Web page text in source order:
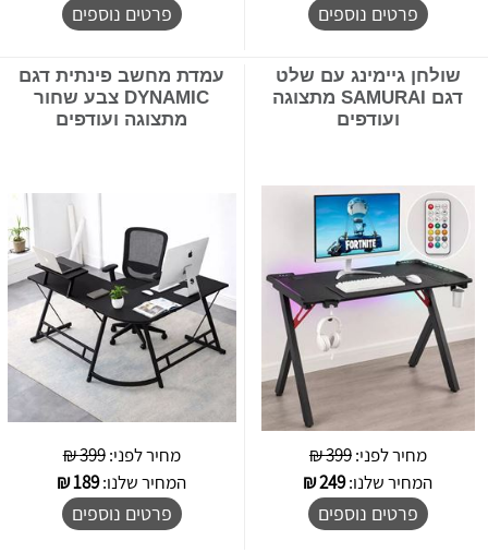
פרטים נוספים פרטים נוספים
שולחן גיימינג עם שלט
דגם SAMURAI מתצוגה
ועודפים
מחיר לפני:399 ₪
המחיר שלנו:249
₪
פרטים נוספים
עמדת מחשב פינתית דגם
DYNAMIC צבע שחור
מתצוגה ועודפים
מחיר לפני:399 ₪
המחיר שלנו:189
₪
פרטים נוספים